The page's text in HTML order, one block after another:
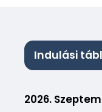
Indulási
2026.